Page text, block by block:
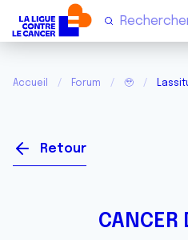
Accueil Forum 🥹
Retour
CANCER